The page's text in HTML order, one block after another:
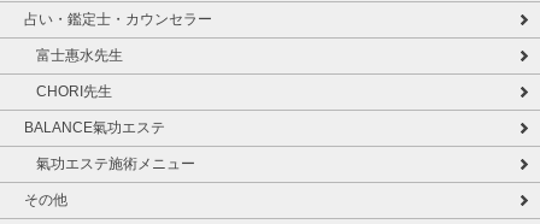
占い・鑑定士・カウンセラー
富士惠水先生
CHORI先生
BALANCE氣功エステ
氣功エステ施術メニュー
その他